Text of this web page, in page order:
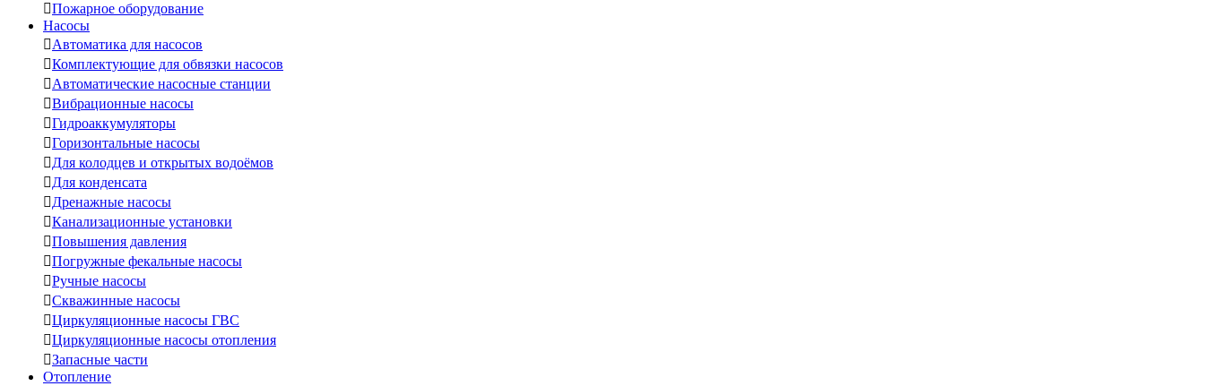
Пожарное оборудование
Насосы
Автоматика для насосов
Комплектующие для обвязки насосов
Автоматические насосные станции
Вибрационные насосы
Гидроаккумуляторы
Горизонтальные насосы
Для колодцев и открытых водоёмов
Для конденсата
Дренажные насосы
Канализационные установки
Повышения давления
Погружные фекальные насосы
Ручные насосы
Скважинные насосы
Циркуляционные насосы ГВС
Циркуляционные насосы отопления
Запасные части
Отопление